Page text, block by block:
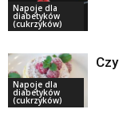
Napoje dla
diabetyków
(cukrzyków)
Napoje dla
diabetyków
(cukrzyków)